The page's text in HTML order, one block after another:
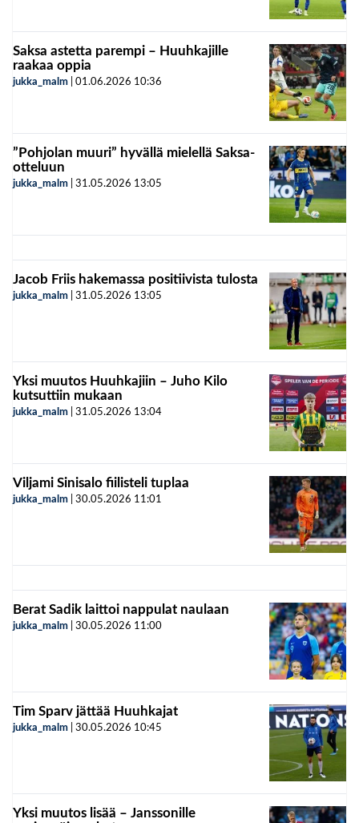
Saksa astetta parempi – Huuhkajille
raakaa oppia
jukka_malm 01.06.2026 10:36
”Pohjolan muuri” hyvällä mielellä Saksa-
otteluun
jukka_malm 31.05.2026 13:05
Jacob Friis hakemassa positiivista tulosta
jukka_malm 31.05.2026 13:05
Yksi muutos Huuhkajiin – Juho Kilo
kutsuttiin mukaan
jukka_malm 31.05.2026 13:04
Viljami Sinisalo fiilisteli tuplaa
jukka_malm 30.05.2026 11:01
Berat Sadik laittoi nappulat naulaan
jukka_malm 30.05.2026 11:00
Tim Sparv jättää Huuhkajat
jukka_malm 30.05.2026 10:45
Yksi muutos lisää – Janssonille